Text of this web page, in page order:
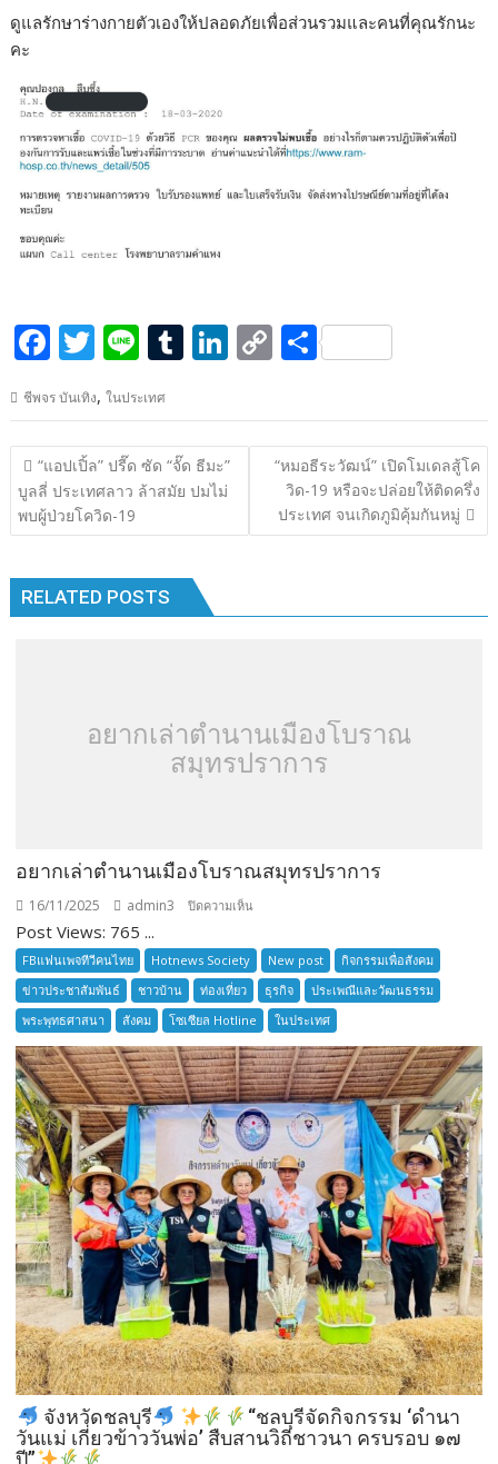
ดูแลรักษาร่างกายตัวเองให้ปลอดภัยเพื่อส่วนรวมและคนที่คุณรักนะ
คะ
F
e
b
o
o
T
itt
er
Li
e
T
m
bl
r
Li
k
e
C
p
y
Li
n
S
ar
e
ชีพจร บันเทิง,ในประเทศ
แนะแนว
เรื่อง
“แอปเปิ้ล” ปรี๊ด ซัด “จั๊ด ธีมะ”
บูลลี่ ประเทศลาว ล้าสมัย ปมไม่
พบผู้ป่วยโควิด-19
“หมอธีระวัฒน์” เปิดโมเดลสู้โค
วิด-19 หรือจะปล่อยให้ติดครึ่ง
ประเทศ จนเกิดภูมิคุ้มกันหมู่
RELATED POSTS
อยากเล่าตำนานเมืองโบราณ
สมุทรปราการ
อยากเล่าตำนานเมืองโบราณสมุทรปราการ
16/11/2025 admin3 ปิดความเห็น
เล่า
ตำนาน
เมือง
โบราณ
สมุทรปราการ
Post Views: 765 ...
FBแฟนเพจทีวีคนไทย Hotnews Society New post
กิจกรรมเพื่อสังคม
ข่าวประชาสัมพันธ์
ชาวบ้าน ท่องเที่ยว ธุรกิจ
ประเพณีและวัฒนธรรม
พระพุทธศาสนา
สังคม โซเซียล Hotline ในประเทศ
จังหวัดชลบุรี
“ชลบุรีจัดกิจกรรม ‘ดำนา
วันแม่ เกี่ยวข้าววันพ่อ’ สืบสานวิถีชาวนา ครบรอบ ๑๗
ปี”